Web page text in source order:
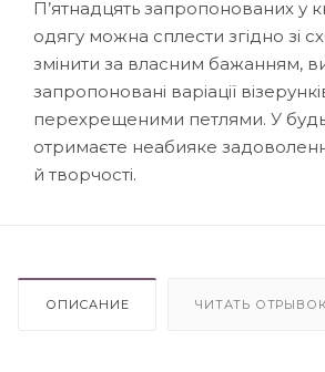
П’ятнадцять запропонованих у
одягу можна сплести згідно зі
змінити за власним бажанням,
запропоновані варіації
перехрещеними петлями. У
отримаєте неабияке
й творчості.
ОПИСАНИЕ ЧИТАТЬ ОТРЫВОК